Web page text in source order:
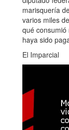
marisquería
varios miles
qué consumió
haya sido
El Imparcial